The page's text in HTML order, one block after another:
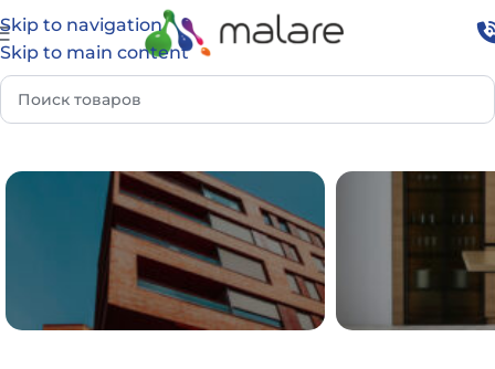
Skip to navigation
Skip to main content
Главная Товар Группа Лак для деревянных окон